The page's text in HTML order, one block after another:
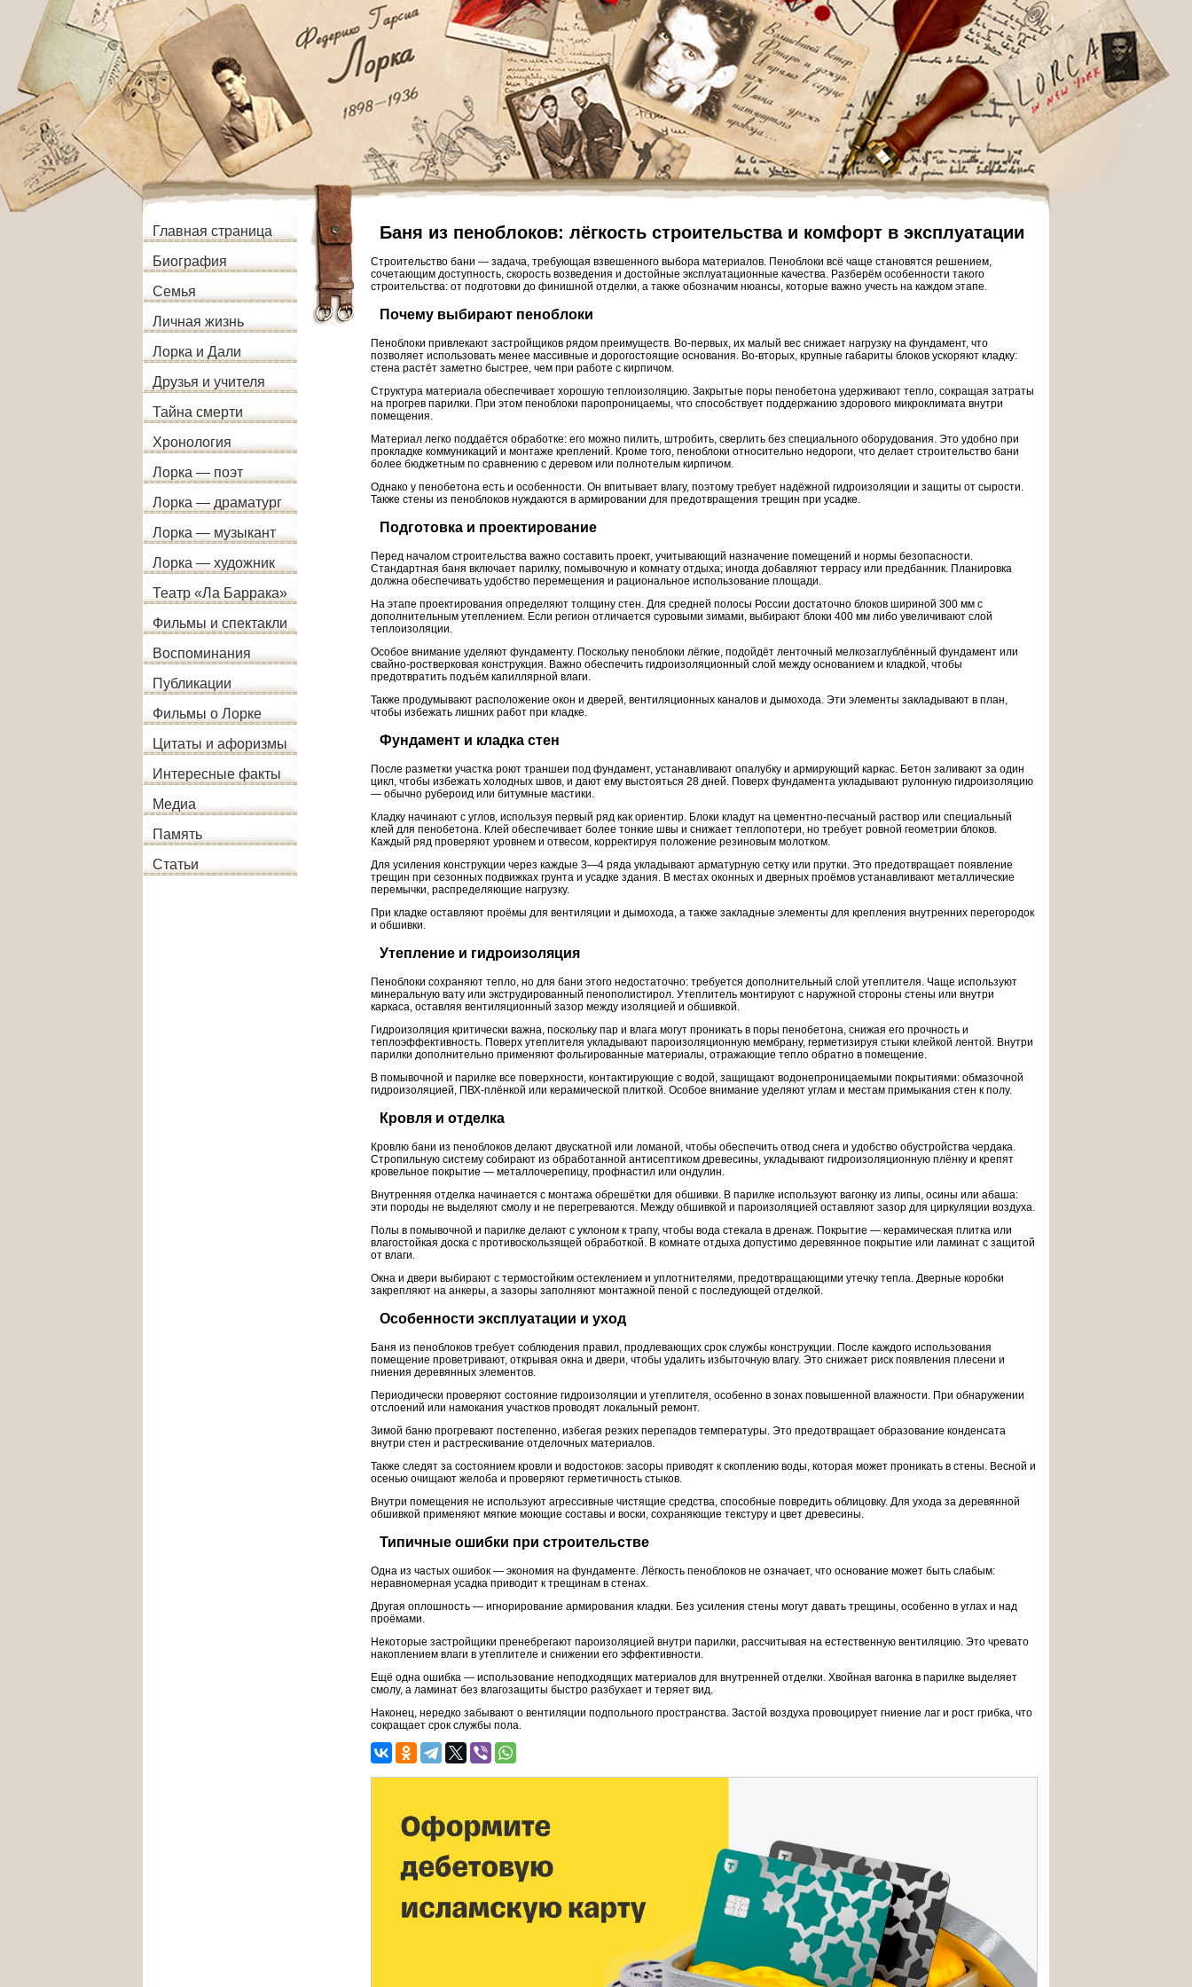
Главная страница
Биография
Семья
Личная жизнь
Лорка и Дали
Друзья и учителя
Тайна смерти
Хронология
Лорка — поэт
Лорка — драматург
Лорка — музыкант
Лорка — художник
Театр «Ла Баррака»
Фильмы и спектакли
Воспоминания
Публикации
Фильмы о Лорке
Цитаты и афоризмы
Интересные факты
Медиа
Память
Статьи
Баня из пеноблоков: лёгкость строительства и комфорт в эксплуатации
Строительство бани — задача, требующая взвешенного выбора материалов. Пеноблоки всё чаще становятся решением,
сочетающим доступность, скорость возведения и достойные эксплуатационные качества. Разберём особенности такого
строительства: от подготовки до финишной отделки, а также обозначим нюансы, которые важно учесть на каждом этапе.
Почему выбирают пеноблоки
Пеноблоки привлекают застройщиков рядом преимуществ. Во-первых, их малый вес снижает нагрузку на фундамент, что
позволяет использовать менее массивные и дорогостоящие основания. Во-вторых, крупные габариты блоков ускоряют кладку:
стена растёт заметно быстрее, чем при работе с кирпичом.
Структура материала обеспечивает хорошую теплоизоляцию. Закрытые поры пенобетона удерживают тепло, сокращая затраты
на прогрев парилки. При этом пеноблоки паропроницаемы, что способствует поддержанию здорового микроклимата внутри
помещения.
Материал легко поддаётся обработке: его можно пилить, штробить, сверлить без специального оборудования. Это удобно при
прокладке коммуникаций и монтаже креплений. Кроме того, пеноблоки относительно недороги, что делает строительство бани
более бюджетным по сравнению с деревом или полнотелым кирпичом.
Однако у пенобетона есть и особенности. Он впитывает влагу, поэтому требует надёжной гидроизоляции и защиты от сырости.
Также стены из пеноблоков нуждаются в армировании для предотвращения трещин при усадке.
Подготовка и проектирование
Перед началом строительства важно составить проект, учитывающий назначение помещений и нормы безопасности.
Стандартная баня включает парилку, помывочную и комнату отдыха; иногда добавляют террасу или предбанник. Планировка
должна обеспечивать удобство перемещения и рациональное использование площади.
На этапе проектирования определяют толщину стен. Для средней полосы России достаточно блоков шириной 300 мм с
дополнительным утеплением. Если регион отличается суровыми зимами, выбирают блоки 400 мм либо увеличивают слой
теплоизоляции.
Особое внимание уделяют фундаменту. Поскольку пеноблоки лёгкие, подойдёт ленточный мелкозаглублённый фундамент или
свайно-ростверковая конструкция. Важно обеспечить гидроизоляционный слой между основанием и кладкой, чтобы
предотвратить подъём капиллярной влаги.
Также продумывают расположение окон и дверей, вентиляционных каналов и дымохода. Эти элементы закладывают в план,
чтобы избежать лишних работ при кладке.
Фундамент и кладка стен
После разметки участка роют траншеи под фундамент, устанавливают опалубку и армирующий каркас. Бетон заливают за один
цикл, чтобы избежать холодных швов, и дают ему выстояться 28 дней. Поверх фундамента укладывают рулонную гидроизоляцию
— обычно рубероид или битумные мастики.
Кладку начинают с углов, используя первый ряд как ориентир. Блоки кладут на цементно-песчаный раствор или специальный
клей для пенобетона. Клей обеспечивает более тонкие швы и снижает теплопотери, но требует ровной геометрии блоков.
Каждый ряд проверяют уровнем и отвесом, корректируя положение резиновым молотком.
Для усиления конструкции через каждые 3—4 ряда укладывают арматурную сетку или прутки. Это предотвращает появление
трещин при сезонных подвижках грунта и усадке здания. В местах оконных и дверных проёмов устанавливают металлические
перемычки, распределяющие нагрузку.
При кладке оставляют проёмы для вентиляции и дымохода, а также закладные элементы для крепления внутренних перегородок
и обшивки.
Утепление и гидроизоляция
Пеноблоки сохраняют тепло, но для бани этого недостаточно: требуется дополнительный слой утеплителя. Чаще используют
минеральную вату или экструдированный пенополистирол. Утеплитель монтируют с наружной стороны стены или внутри
каркаса, оставляя вентиляционный зазор между изоляцией и обшивкой.
Гидроизоляция критически важна, поскольку пар и влага могут проникать в поры пенобетона, снижая его прочность и
теплоэффективность. Поверх утеплителя укладывают пароизоляционную мембрану, герметизируя стыки клейкой лентой. Внутри
парилки дополнительно применяют фольгированные материалы, отражающие тепло обратно в помещение.
В помывочной и парилке все поверхности, контактирующие с водой, защищают водонепроницаемыми покрытиями: обмазочной
гидроизоляцией, ПВХ-плёнкой или керамической плиткой. Особое внимание уделяют углам и местам примыкания стен к полу.
Кровля и отделка
Кровлю бани из пеноблоков делают двускатной или ломаной, чтобы обеспечить отвод снега и удобство обустройства чердака.
Стропильную систему собирают из обработанной антисептиком древесины, укладывают гидроизоляционную плёнку и крепят
кровельное покрытие — металлочерепицу, профнастил или ондулин.
Внутренняя отделка начинается с монтажа обрешётки для обшивки. В парилке используют вагонку из липы, осины или абаша:
эти породы не выделяют смолу и не перегреваются. Между обшивкой и пароизоляцией оставляют зазор для циркуляции воздуха.
Полы в помывочной и парилке делают с уклоном к трапу, чтобы вода стекала в дренаж. Покрытие — керамическая плитка или
влагостойкая доска с противоскользящей обработкой. В комнате отдыха допустимо деревянное покрытие или ламинат с защитой
от влаги.
Окна и двери выбирают с термостойким остеклением и уплотнителями, предотвращающими утечку тепла. Дверные коробки
закрепляют на анкеры, а зазоры заполняют монтажной пеной с последующей отделкой.
Особенности эксплуатации и уход
Баня из пеноблоков требует соблюдения правил, продлевающих срок службы конструкции. После каждого использования
помещение проветривают, открывая окна и двери, чтобы удалить избыточную влагу. Это снижает риск появления плесени и
гниения деревянных элементов.
Периодически проверяют состояние гидроизоляции и утеплителя, особенно в зонах повышенной влажности. При обнаружении
отслоений или намокания участков проводят локальный ремонт.
Зимой баню прогревают постепенно, избегая резких перепадов температуры. Это предотвращает образование конденсата
внутри стен и растрескивание отделочных материалов.
Также следят за состоянием кровли и водостоков: засоры приводят к скоплению воды, которая может проникать в стены. Весной и
осенью очищают желоба и проверяют герметичность стыков.
Внутри помещения не используют агрессивные чистящие средства, способные повредить облицовку. Для ухода за деревянной
обшивкой применяют мягкие моющие составы и воски, сохраняющие текстуру и цвет древесины.
Типичные ошибки при строительстве
Одна из частых ошибок — экономия на фундаменте. Лёгкость пеноблоков не означает, что основание может быть слабым:
неравномерная усадка приводит к трещинам в стенах.
Другая оплошность — игнорирование армирования кладки. Без усиления стены могут давать трещины, особенно в углах и над
проёмами.
Некоторые застройщики пренебрегают пароизоляцией внутри парилки, рассчитывая на естественную вентиляцию. Это чревато
накоплением влаги в утеплителе и снижении его эффективности.
Ещё одна ошибка — использование неподходящих материалов для внутренней отделки. Хвойная вагонка в парилке выделяет
смолу, а ламинат без влагозащиты быстро разбухает и теряет вид.
Наконец, нередко забывают о вентиляции подпольного пространства. Застой воздуха провоцирует гниение лаг и рост грибка, что
сокращает срок службы пола.